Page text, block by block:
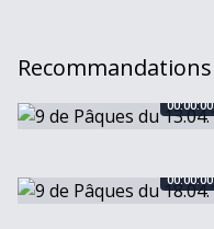
Recommandations
9 de Pâques du 13.04.12
00:00:00
9 de Pâques du 18.04.12
00:00:00